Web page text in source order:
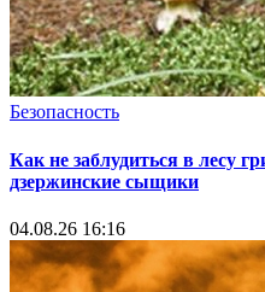
Безопасность
Как не заблудиться в лесу
дзержинские сыщики
04.08.26 16:16